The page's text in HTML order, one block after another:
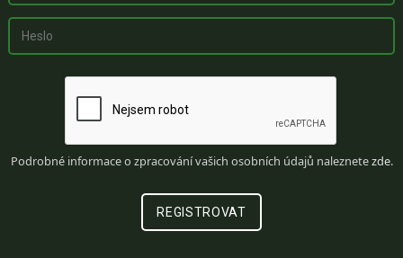
Podrobné informace o zpracování vašich osobních údajů naleznetezde.